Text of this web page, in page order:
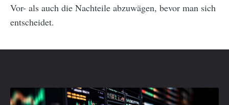
Vor- als auch die Nachteile abzuwägen, bevor man sich
entscheidet.